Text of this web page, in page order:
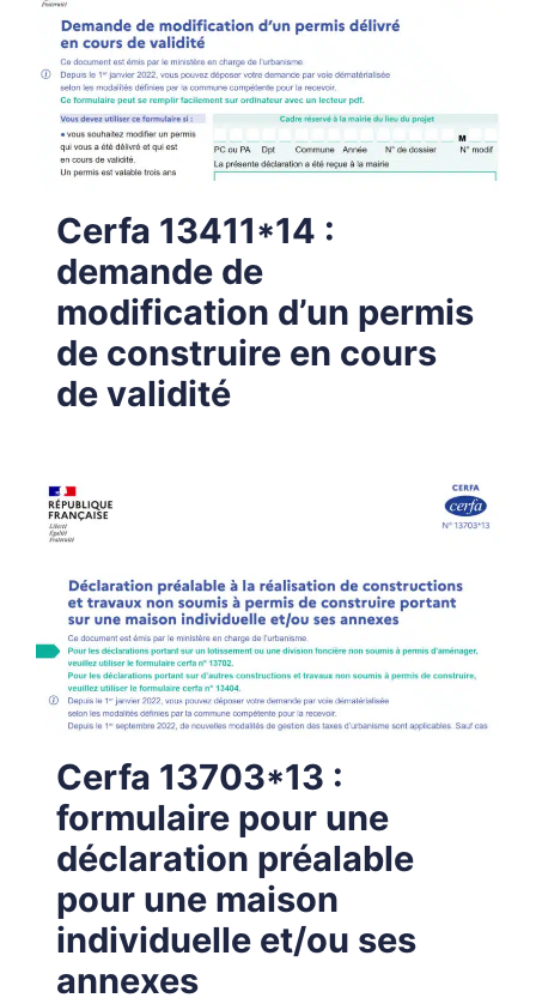
Cerfa 13411*14 :
demande de
modification d’un permis
de construire en cours
de validité
Cerfa 13703*13 :
formulaire pour une
déclaration préalable
pour une maison
individuelle et/ou ses
annexes